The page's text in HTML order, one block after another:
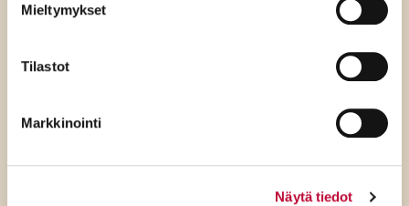
Mieltymykset
Tilastot
Markkinointi
Näytä tiedot